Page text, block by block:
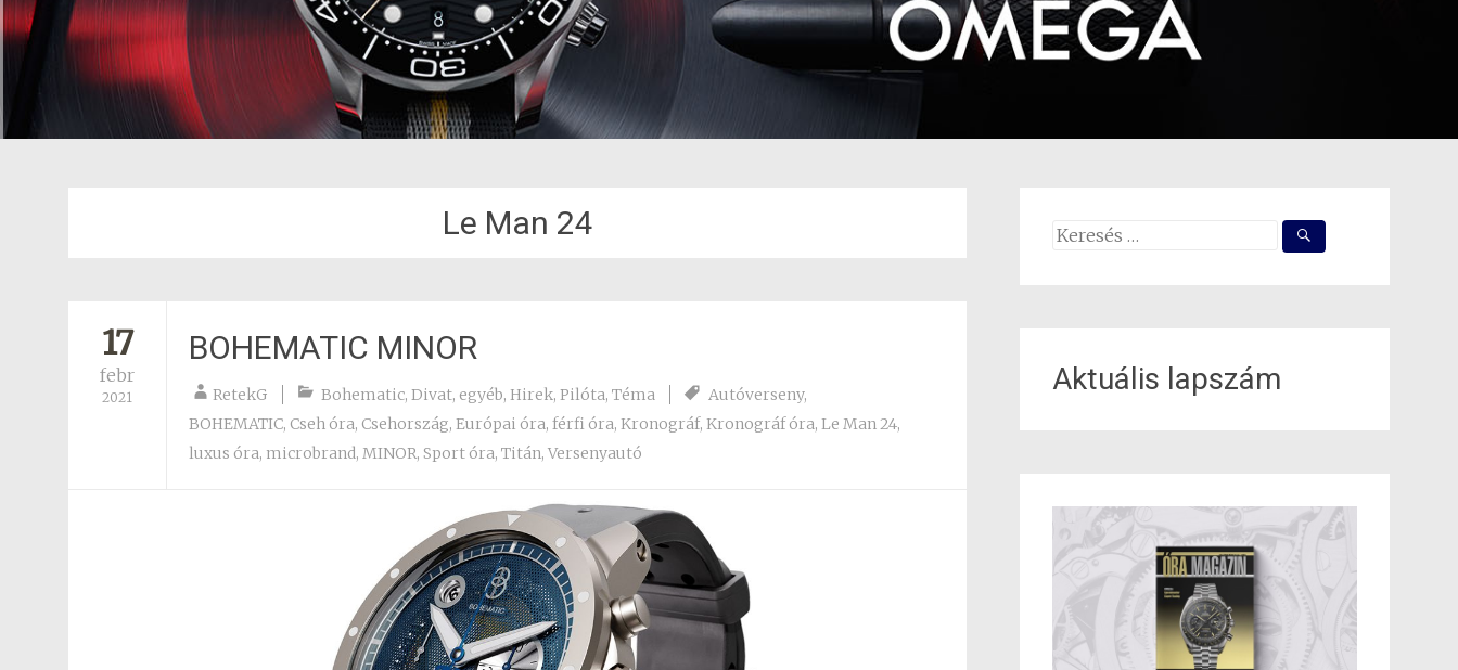
Le Man 24
17
febr
2021
BOHEMATIC MINOR
RetekG Bohematic, Divat, egyéb, Hirek, Pilóta, Téma Autóverseny,
BOHEMATIC, Cseh óra, Csehország, Európai óra, férfi óra, Kronográf, Kronográf óra, Le Man 24,
luxus óra, microbrand, MINOR, Sport óra, Titán, Versenyautó
Search
Aktuális lapszám